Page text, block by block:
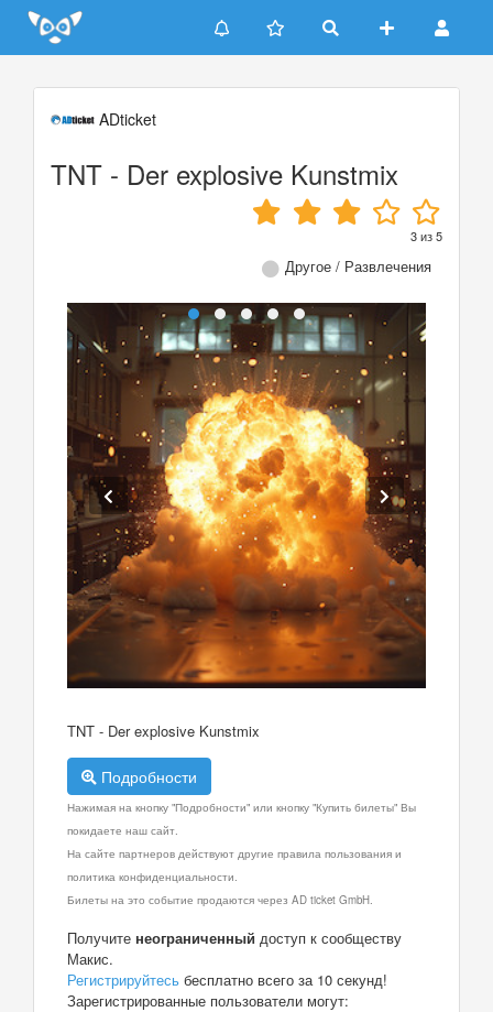
Update cookies preferences
ADticket
TNT - Der explosive Kunstmix
3из5
Другое / Развлечения
TNT - Der explosive Kunstmix
Подробности
Нажимая на кнопку "Подробности" или кнопку "Купить билеты" Вы
покидаете наш сайт.
На сайте партнеров действуют другие правила пользования и
политика конфиденциальности.
Билеты на это событие продаются через AD ticket GmbH.
Получите неограниченный доступ к сообществу
Макис.
Регистрируйтесь бесплатно всего за 10 секунд!
Зарегистрированные пользователи могут: